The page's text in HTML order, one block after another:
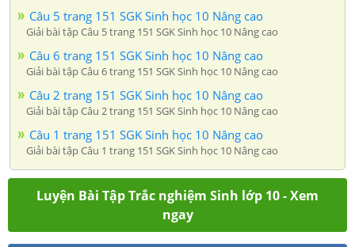
Câu 5 trang 151 SGK Sinh học 10 Nâng cao
Giải bài tập Câu 5 trang 151 SGK Sinh học 10 Nâng cao
Câu 6 trang 151 SGK Sinh học 10 Nâng cao
Giải bài tập Câu 6 trang 151 SGK Sinh học 10 Nâng cao
Câu 2 trang 151 SGK Sinh học 10 Nâng cao
Giải bài tập Câu 2 trang 151 SGK Sinh học 10 Nâng cao
Câu 1 trang 151 SGK Sinh học 10 Nâng cao
Giải bài tập Câu 1 trang 151 SGK Sinh học 10 Nâng cao
Luyện Bài Tập Trắc nghiệm Sinh lớp 10 - Xem
ngay